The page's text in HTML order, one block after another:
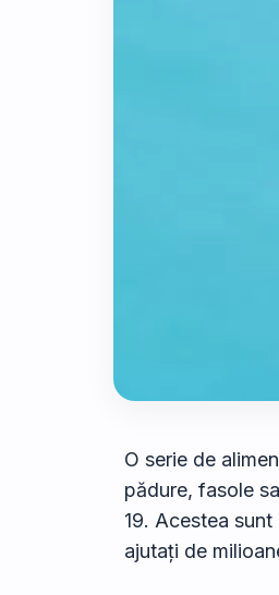
O serie de
pădure, fasole
19. Acestea
ajutați de